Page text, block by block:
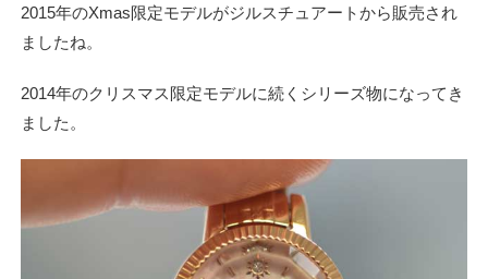
2015年のXmas限定モデルがジルスチュアートから販売され
ましたね。
2014年のクリスマス限定モデルに続くシリーズ物になってき
ました。